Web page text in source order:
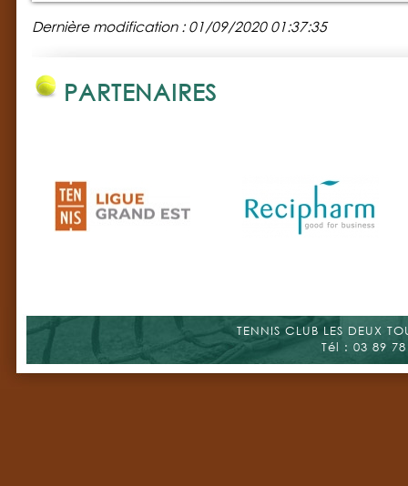
Dernière modification : 01/09/2020 01:37:35
PARTENAIRES
TENNIS CLUB LES DEUX
Tél : 03 89